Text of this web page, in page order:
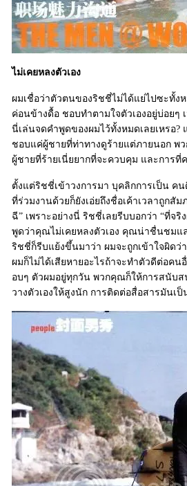
ไม่เคยหลงตัวเอง
ผมเชื่อว่าตัวตนของริชชี่ไม่ได้แย่ไปซะทั้ง
ค่อนข้างดื้อ ชอบทำตามใจตัวเองอยู่บ่อยๆ
นี่เล่นจดคำพูดของผมไว้ทั้งหมดเลยเหรอ
ชอบแค่ผู้ชายที่ท่าทางดูร้ายแต่ภายนอก พว
ผู้ชายที่ร้ายเนี่ยยากที่จะควบคุม และการ
ตั้งแต่ริชชี่เข้าวงการมา บุคลิกการเป็น ค
ที่ร่วมงานด้วยก็ยังเอ่ยถึงชื่อเค้าเวลาถูกสั
ฉี” เพราะอย่างนี่ ริชชี่เลยรีบบอกว่า “ที่
พูดว่าคุณไม่เคยหลงตัวเอง คุณน่าชื่นชมแ
ริชชี่ก็รีบแย้งขึ้นมาว่า ผมจะถูกเข้าใจผิด
ผมก็ไม่ได้เสียหายอะไรถ้าจะทำตัวดีต่อค
อบๆ ตัวผมอยู่ทุกวัน พวกคุณก็ให้การสนับ
วางตัวเองให้สูงนัก การติดต่อสื่อสารมัน